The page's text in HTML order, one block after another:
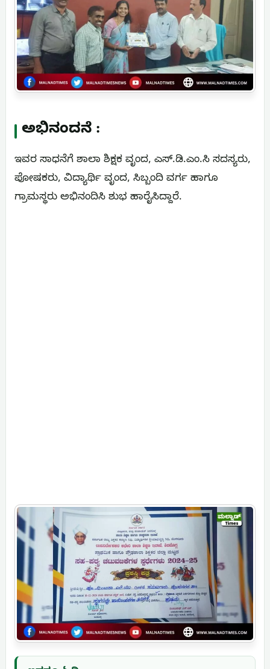
ಅಭಿನಂದನೆ :
ಇವರ ಸಾಧನೆಗೆ ಶಾಲಾ ಶಿಕ್ಷಕ ವೃಂದ, ಎಸ್.ಡಿ.ಎಂ.ಸಿ ಸದಸ್ಯರು,
ಪೋಷಕರು, ವಿದ್ಯಾರ್ಥಿ ವೃಂದ, ಸಿಬ್ಬಂದಿ ವರ್ಗ ಹಾಗೂ
ಗ್ರಾಮಸ್ಥರು ಅಭಿನಂದಿಸಿ ಶುಭ ಹಾರೈಸಿದ್ದಾರೆ.